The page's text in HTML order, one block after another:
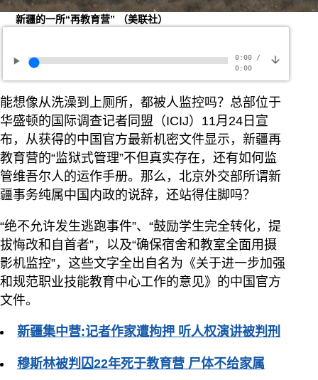
新疆的一所“再教育营” （美联社）
0:00/
0:00
能想像从洗澡到上厕所，都被人监控吗？总部位于
华盛顿的国际调查记者同盟（ICIJ）11月24日宣
布，从获得的中国官方最新机密文件显示，新疆再
教育营的“监狱式管理”不但真实存在，还有如何监
管维吾尔人的运作手册。那么，北京外交部所谓新
疆事务纯属中国内政的说辞，还站得住脚吗？
“绝不允许发生逃跑事件”、“鼓励学生完全转化，提
拔悔改和自首者”，以及“确保宿舍和教室全面用摄
影机监控”，这些文字全出自名为《关于进一步加强
和规范职业技能教育中心工作的意见》的中国官方
文件。
新疆集中营:记者作家遭拘押 听人权演讲被判刑
穆斯林被判囚22年死于教育营 尸体不给家属